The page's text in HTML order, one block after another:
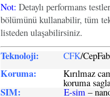
Not: Detaylı performans
bölümünü kullanabilir, tüm
listeden ulaşabilirsiniz.
Teknoloji: CFK/
Koruma: Kırılmaz
koruma
SIM: E-sim –